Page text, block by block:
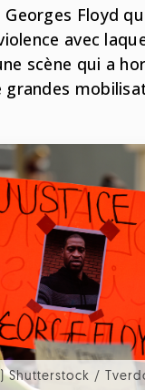
Floyd
avec
scène qui a
Shutterstock /